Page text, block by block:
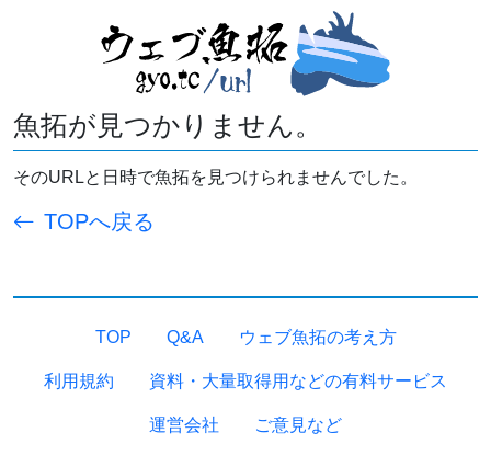
魚拓が見つかりません。
そのURLと日時で魚拓を見つけられませんでした。
TOPへ戻る
TOP Q&A ウェブ魚拓の考え方
利用規約 資料・大量取得用などの有料サービス
運営会社 ご意見など